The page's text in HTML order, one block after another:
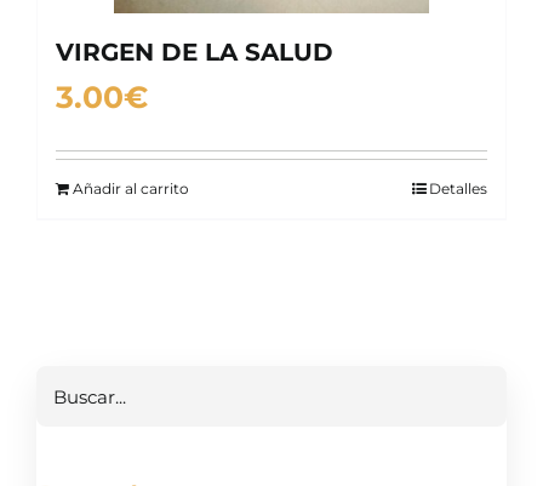
VIRGEN DE LA SALUD
3.00€
Añadir al carrito Detalles